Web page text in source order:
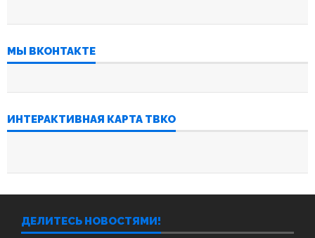
МЫ ВКОНТАКТЕ
ИНТЕРАКТИВНАЯ КАРТА ТВКО
ДЕЛИТЕСЬ НОВОСТЯМИ!